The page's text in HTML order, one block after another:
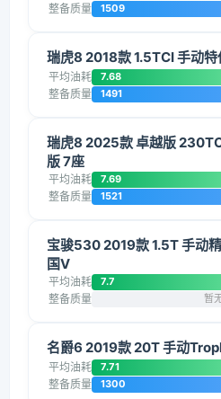
整备质量 1509
瑞虎8 2018款 1.5TCI 手动
平均油耗 7.68
整备质量 1491
瑞虎8 2025款 卓越版
版 7座
平均油耗 7.69
整备质量 1521
宝骏530 2019款 1.5T 手动
国V
平均油耗 7.7
整备质量 暂
名爵6 2019款 20T 手动
平均油耗 7.71
整备质量 1300